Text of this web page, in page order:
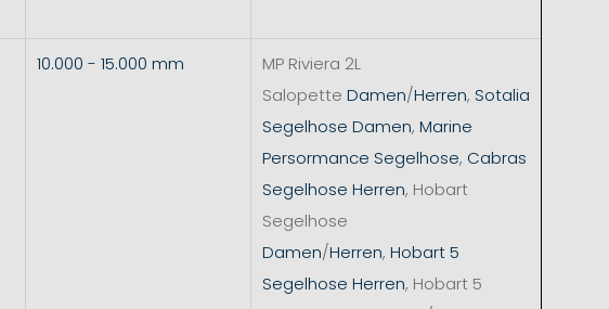
10.000 - 15.000 mm
MP Riviera 2L
Salopette Damen/Herren, Sotalia
Segelhose Damen, Marine
Persormance Segelhose, Cabras
Segelhose Herren, Hobart
Segelhose
Damen/Herren, Hobart 5
Segelhose Herren, Hobart 5